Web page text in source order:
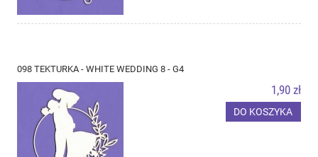
098 TEKTURKA - WHITE WEDDING 8 - G4
1,90 zł
DO KOSZYKA